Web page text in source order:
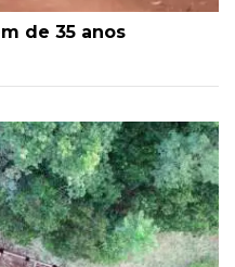
de 35 anos